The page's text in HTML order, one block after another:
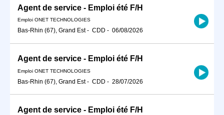
Agent de service - Emploi été F/H
Emploi ONET TECHNOLOGIES
Bas-Rhin (67), Grand Est- CDD - 06/08/2026
Agent de service - Emploi été F/H
Emploi ONET TECHNOLOGIES
Bas-Rhin (67), Grand Est- CDD - 28/07/2026
Agent de service - Emploi été F/H